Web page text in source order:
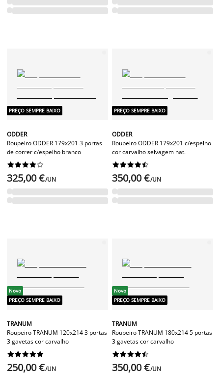
PREÇO SEMPRE BAIXO
ODDER
Roupeiro ODDER 179x201 3 portas
de correr c/espelho branco






325,00 €/UN
PREÇO SEMPRE BAIXO
ODDER
Roupeiro ODDER 179x201 c/espelho
cor carvalho selvagem nat.






350,00 €/UN
Novo
PREÇO SEMPRE BAIXO
TRANUM
Roupeiro TRANUM 120x214 3 portas
3 gavetas cor carvalho






250,00 €/UN
Novo
PREÇO SEMPRE BAIXO
TRANUM
Roupeiro TRANUM 180x214 5 portas
3 gavetas cor carvalho






350,00 €/UN